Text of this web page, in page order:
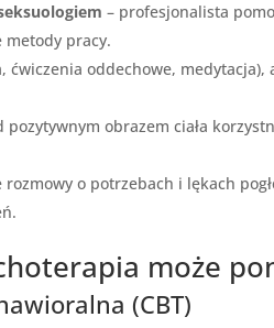
– profesjonalista
pracy.
ćwiczenia oddechowe, medytacja),
pozytywnym obrazem ciała
rozmowy o potrzebach i lękach
może
(CBT)